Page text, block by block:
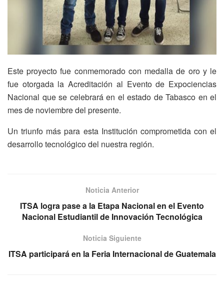
Este proyecto fue conmemorado con medalla de oro y le
fue otorgada la Acreditación al Evento de Expociencias
Nacional que se celebrará en el estado de Tabasco en el
mes de noviembre del presente.
Un triunfo más para esta Institución comprometida con el
desarrollo tecnológico del nuestra región.
Noticia Anterior
ITSA logra pase a la Etapa Nacional en el Evento
Nacional Estudiantil de Innovación Tecnológica
Noticia Siguiente
ITSA participará en la Feria Internacional de Guatemala